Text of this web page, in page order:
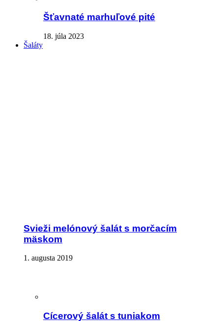
Šťavnaté marhuľové pité
18. júla 2023
Šaláty
Svieži melónový šalát s morčacím
mäskom
1. augusta 2019
Cícerový šalát s tuniakom